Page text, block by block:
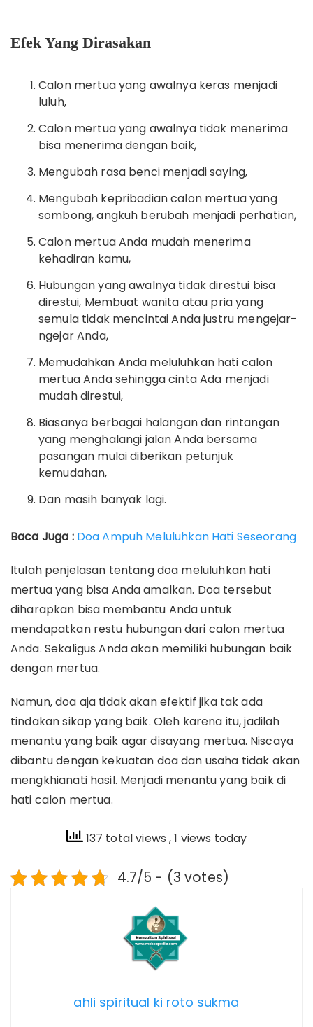
Efek Yang Dirasakan
Calon mertua yang awalnya keras menjadi
luluh,
Calon mertua yang awalnya tidak menerima
bisa menerima dengan baik,
Mengubah rasa benci menjadi saying,
Mengubah kepribadian calon mertua yang
sombong, angkuh berubah menjadi perhatian,
Calon mertua Anda mudah menerima
kehadiran kamu,
Hubungan yang awalnya tidak direstui bisa
direstui, Membuat wanita atau pria yang
semula tidak mencintai Anda justru mengejar-
ngejar Anda,
Memudahkan Anda meluluhkan hati calon
mertua Anda sehingga cinta Ada menjadi
mudah direstui,
Biasanya berbagai halangan dan rintangan
yang menghalangi jalan Anda bersama
pasangan mulai diberikan petunjuk
kemudahan,
Dan masih banyak lagi.
Baca Juga : Doa Ampuh Meluluhkan Hati Seseorang
Itulah penjelasan tentang doa meluluhkan hati
mertua yang bisa Anda amalkan. Doa tersebut
diharapkan bisa membantu Anda untuk
mendapatkan restu hubungan dari calon mertua
Anda. Sekaligus Anda akan memiliki hubungan baik
dengan mertua.
Namun, doa aja tidak akan efektif jika tak ada
tindakan sikap yang baik. Oleh karena itu, jadilah
menantu yang baik agar disayang mertua. Niscaya
dibantu dengan kekuatan doa dan usaha tidak akan
mengkhianati hasil. Menjadi menantu yang baik di
hati calon mertua.
137 total views, 1 views today
4.7/5 - (3 votes)
ahli spiritual ki roto sukma